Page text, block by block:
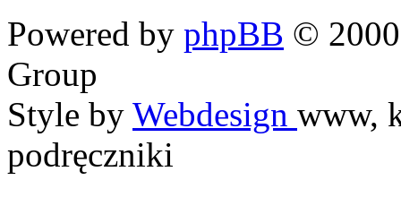
Powered by phpBB ©
Group
Style by Webdesign www,
podręczniki